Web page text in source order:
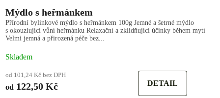
Mýdlo s heřmánkem
Přírodní bylinkové mýdlo s heřmánkem 100g Jemné a šetrné mýdlo
s okouzlující vůní heřmánku Relaxační a zklidňující účinky během mytí
Velmi jemná a přirozená péče bez...
Skladem
od 101,24 Kč bez DPH
od 122,50 Kč DETAIL